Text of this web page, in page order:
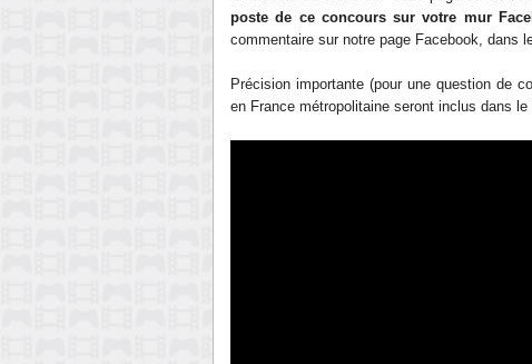
poste de ce concours sur votre mur
commentaire sur notre page Facebook, dans
Précision importante (pour une question de
en France métropolitaine seront inclus dans